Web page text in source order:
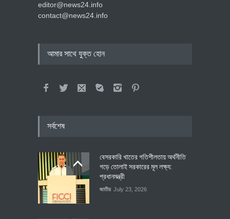
editor@news24.info
contact@news24.info
আমার সাথে যুক্ত হোন
সর্বশেষ
বেসরকারি খাতের গতিশীলতায় অর্থনীতি
গড়ে তোলাই সরকারের মূল লক্ষ্য:
প্রধানমন্ত্রী
জাতীয় July 23, 2026